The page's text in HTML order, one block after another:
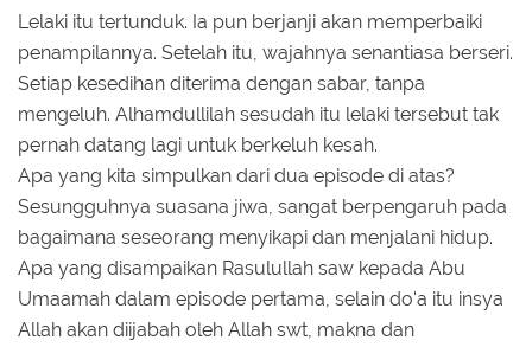
Lelaki itu tertunduk. Ia pun berjanji akan memperbaiki
penampilannya. Setelah itu, wajahnya senantiasa berseri.
Setiap kesedihan diterima dengan sabar, tanpa
mengeluh. Alhamdullilah sesudah itu lelaki tersebut tak
pernah datang lagi untuk berkeluh kesah.
Apa yang kita simpulkan dari dua episode di atas?
Sesungguhnya suasana jiwa, sangat berpengaruh pada
bagaimana seseorang menyikapi dan menjalani hidup.
Apa yang disampaikan Rasulullah saw kepada Abu
Umaamah dalam episode pertama, selain do'a itu insya
Allah akan diijabah oleh Allah swt, makna dan